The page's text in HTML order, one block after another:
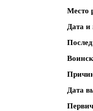
Место
Дата и
Дата